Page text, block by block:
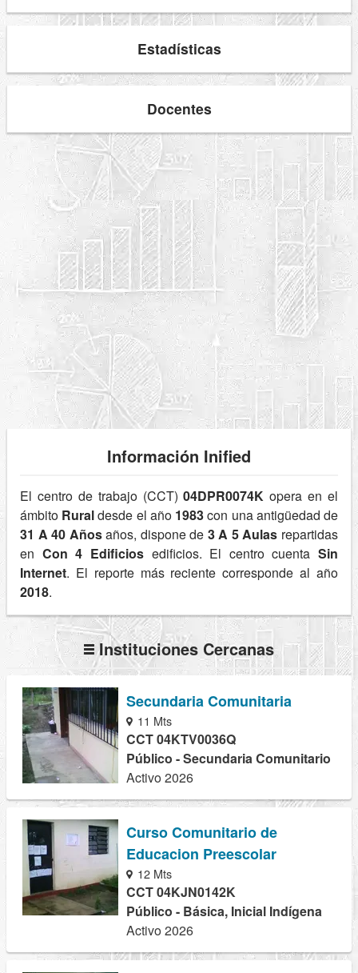
Estadísticas
Docentes
Información Inified
El centro de trabajo (CCT)04DPR0074K opera en el
ámbito Ruraldesde el año 1983con una antigüedad de
31 A 40 Añosaños, dispone de 3 A 5 Aulas repartidas
en Con 4 Edificiosedificios. El centro cuenta Sin
Internet. El reporte más reciente corresponde al año
2018.
Instituciones Cercanas
Secundaria Comunitaria
11 Mts
CCT 04KTV0036Q
Público - Secundaria Comunitario
Activo 2026
Curso Comunitario de
Educacion Preescolar
12 Mts
CCT 04KJN0142K
Público - Básica, Inicial Indígena
Activo 2026